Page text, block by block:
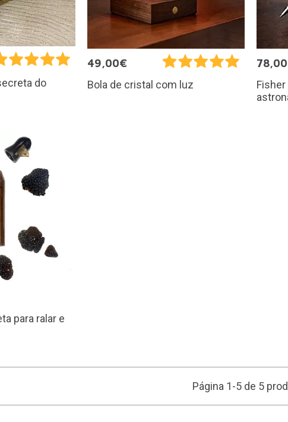
do
49,00€
Bola de cristal com luz
Fisher
para ralar e
Página 1-5 de 5